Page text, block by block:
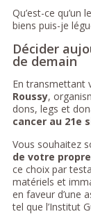
Qu’est-ce
biens puis-je
Décider
de demain
En transmettant
Roussy,
dons, legs et
cancer au 21e
Vous souhaitez
de votre
ce choix par
matériels et
en faveur d’une
tel que l’Institut